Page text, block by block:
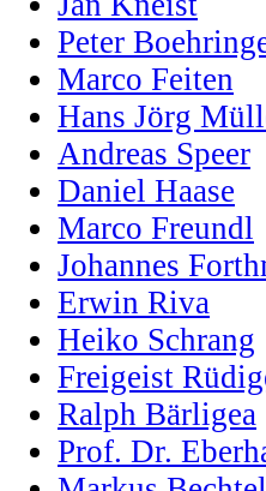
Peter
Marco Feiten
Hans Jörg
Andreas Speer
Daniel Haase
Marco Freundl
Johannes
Erwin Riva
Heiko Schrang
Freigeist
Ralph Bärligea
Prof. Dr.